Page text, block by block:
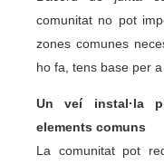
comunitat no pot
zones comunes
ho fa, tens base per
Un veí instal·la
elements comuns
La comunitat pot